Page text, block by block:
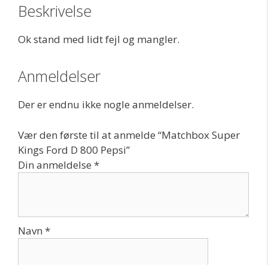
Beskrivelse
Ok stand med lidt fejl og mangler.
Anmeldelser
Der er endnu ikke nogle anmeldelser.
Vær den første til at anmelde “Matchbox Super
Kings Ford D 800 Pepsi”
Din anmeldelse *
Navn *